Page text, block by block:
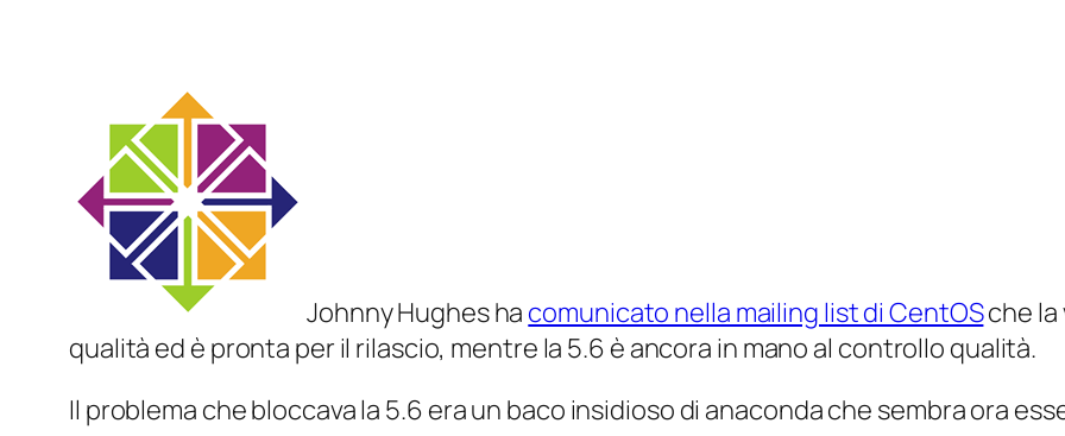
Johnny Hughes ha comunicato nella mailing list di CentOSche la
qualità ed è pronta per il rilascio, mentre la 5.6 è ancora in mano al controllo qualità.
Il problema che bloccava la 5.6 era un baco insidioso di anaconda che sembra ora